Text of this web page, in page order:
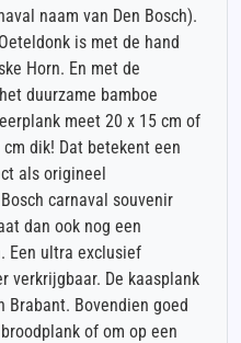
naam van Den Bosch).
is met de hand
Horn. En met de
duurzame bamboe
meet 20 x 15 cm of
dik! Dat betekent een
als origineel
carnaval souvenir
dan ook nog een
Een ultra exclusief
verkrijgbaar. De kaasplank
Brabant. Bovendien goed
of om op een